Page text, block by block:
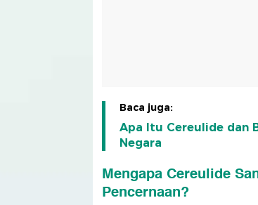
Baca juga:
Apa Itu Cereulide dan
Negara
Mengapa Cereulide
Pencernaan?